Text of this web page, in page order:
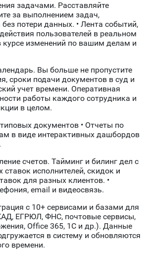
задачами. Расставляйте
за выполнением задач,
потери данных. • Лента событий,
пользователей в реальном
курсе изменений по вашим делам и
Вы больше не пропустите
сроки подачи документов в суд и
учет времени. Оперативная
работы каждого сотрудника и
в целом.
документов • Отчеты по
в виде интерактивных дашбордов
счетов. Тайминг и билинг дел с
исполнителей, скидок и
для разных клиентов. •
email и видеосвязь.
с 10+ сервисами и базами для
ЕГРЮЛ, ФНС, почтовые сервисы,
Office 365, 1C и др.). Данные
в систему и обновляются
времени.